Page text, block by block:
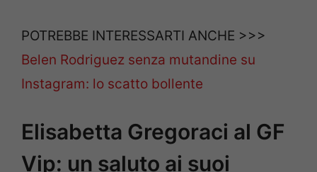
POTREBBE INTERESSARTI ANCHE >>>
Belen Rodriguez senza mutandine su
Instagram: lo scatto bollente
Elisabetta Gregoraci al GF
Vip: un saluto ai suoi